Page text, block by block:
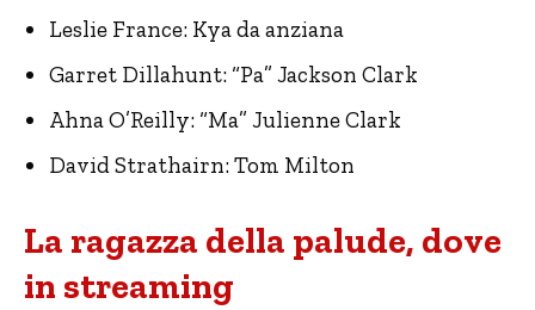
Leslie France: Kya da anziana
Garret Dillahunt: “Pa” Jackson Clark
Ahna O’Reilly: “Ma” Julienne Clark
David Strathairn: Tom Milton
La ragazza della palude, dove
in streaming